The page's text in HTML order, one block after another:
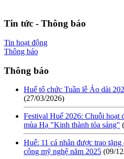
Tin tức - Thông báo
Tin hoạt động
Thông báo
Thông báo
Huế tổ chức Tuần lễ Áo dài
(27/03/2026)
Festival Huế 2026: Chuỗi hoạt
mùa Hạ "Kinh thành tỏa sáng"
Huế: 11 cá nhân được trao
công mỹ nghệ năm 2025 (09/